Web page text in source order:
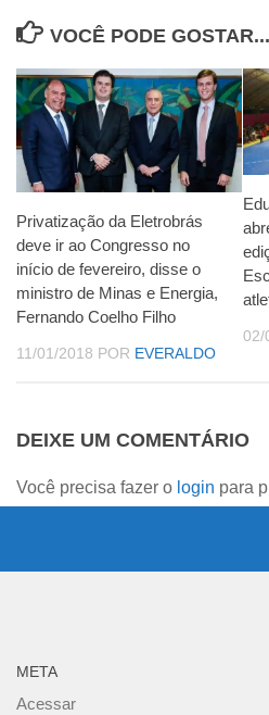
VOCÊ PODE GOSTAR...
Privatização da Eletrobrás
deve ir ao Congresso no
início de fevereiro, disse o
ministro de Minas e Energia,
Fernando Coelho Filho
11/01/2018 POR EVERALDO
02/
DEIXE UM COMENTÁRIO
Você precisa fazer o login para
META
Acessar